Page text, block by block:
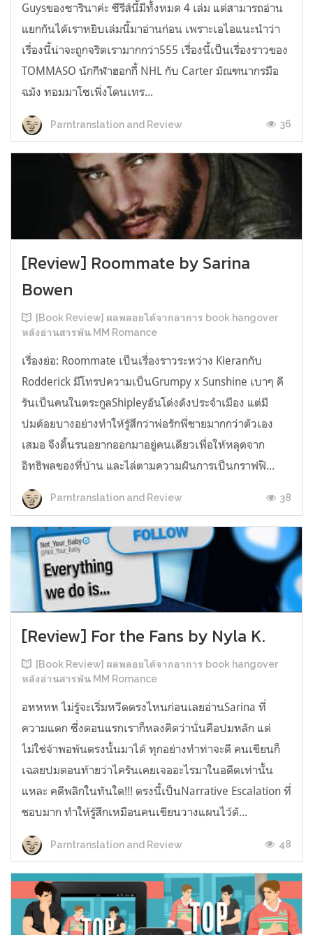
Guysของซารินาค่ะ ซีรีส์นี้มีทั้งหมด 4 เล่ม แต่สามารถอ่าน
แยกกันได้เราหยิบเล่มนี้มาอ่านก่อน เพราะเอไอแนะนำว่า
เรื่องนี้น่าจะถูกจริตเรามากกว่า555 เรื่องนี้เป็นเรื่องราวของ
TOMMASO นักกีฬาฮอกกี้ NHL กับ Carter มัณฑนากรมือ
ฉมัง ทอมมาโซเพิ่งโดนเทร...
Parntranslation and Review 36
[Review] Roommate by Sarina
Bowen
[Book Review] ผลพลอยได้จากอาการ book hangover
หลังอ่านสารพัน MM Romance
เรื่องย่อ: Roommate เป็นเรื่องราวระหว่าง Kieranกับ
Rodderick มีโทรปความเป็นGrumpy x Sunshine เบาๆ คี
รันเป็นคนในตระกูลShipleyอันโด่งดังประจำเมือง แต่มี
ปมด้อยบางอย่างทำให้รู้สึกว่าพ่อรักพี่ชายมากกว่าตัวเอง
เสมอ จึงดิ้นรนอยากออกมาอยู่คนเดียวเพื่อให้หลุดจาก
อิทธิพลของที่บ้าน และไล่ตามความฝันการเป็นกราฟฟิ...
Parntranslation and Review 38
[Review] For the Fans by Nyla K.
[Book Review] ผลพลอยได้จากอาการ book hangover
หลังอ่านสารพัน MM Romance
อหหหห ไม่รู้จะเริ่มหวีดตรงไหนก่อนเลยอ่านSarina ที่
ความแตก ซึ่งตอนแรกเราก็หลงคิดว่านั่นคือปมหลัก แต่
ไม่ใช่จ้าพอพ้นตรงนั้นมาได้ ทุกอย่างทำท่าจะดี คนเขียนก็
เฉลยปมตอนท้ายว่าไครันเคยเจออะไรมาในอดีตเท่านั้น
แหละ คดีพลิกในทันใด!!! ตรงนี้เป็นNarrative Escalation ที่
ชอบมาก ทำให้รู้สึกเหมือนคนเขียนวางแผนไว้ตั...
Parntranslation and Review 48